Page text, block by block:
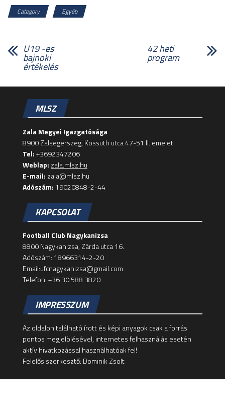
Category Egyéb
U19 -es
bajnoki
értékelés
42 heti
program
MLSZ
Zala Megyei Igazgatósága
8900 Zalaegerszeg, Kossuth utca 47-51 II. emelet
Tel:+3692347206
Weblap: zala.mlsz.hu
E-mail: zala@mlsz.hu
Adószám: 19020848-2-44
KAPCSOLAT
Football Club Nagykanizsa
8800 Nagykanizsa, Zárda utca 16.
Adószám: 18966314-2-20
Email:ufcnagykanizsa@gmail.com
Telefon: +36 30 588 3820
IMPRESSZUM
Az oldalon található írott és képi anyagok csak a forrás
pontos megjelölésével, internetes felhasználás esetén
aktív hivatkozással használhatóak fel!
Felelős szerkesztő: Dominik Zsolt